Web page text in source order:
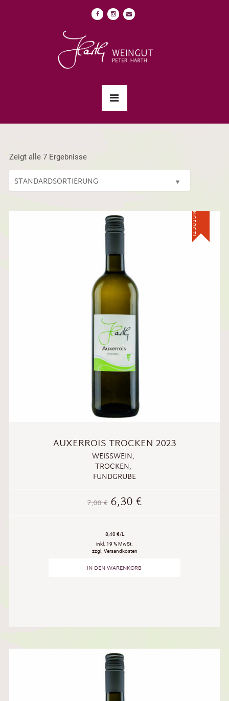
Zeigt alle 7 Ergebnisse
ANGEBOT!
AUXERROIS TROCKEN 2023
WEISSWEIN ,
TROCKEN,
FUNDGRUBE
7,00€ 6,30€
8,40 €/L
inkl. 19 % MwSt.
zzgl. Versandkosten
IN DEN WARENKORB